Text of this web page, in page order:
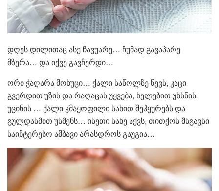
დღეს დილითაც ასე ჩავუარე… ჩუმად გავაპარე
მზერა… და იქვე გავჩერდი…
ორი ჭაღარა მოხუცი… ქალი საწოლზე წევს, კაცი
გვერდით უზის და რაღაცას უყვება, ხელებით უხსნის,
უცინის … ქალი კმაყოფილი სახით შეჰყურებს და
გულდასმით უსმენს… ისეთი სახე აქვს, თითქოს მსგავსი
საინტერესო ამბავი არასდროს გაუგია…